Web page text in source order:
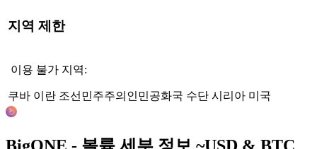
지역 제한
이용 불가 지역:
쿠바 이란 조선민주주의인민공화국 수단 시리아 미국
BigONE - 볼륨 세부 정보 ~USD & BTC